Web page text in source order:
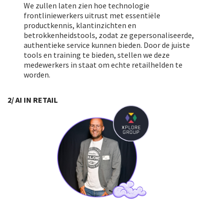
We zullen laten zien hoe technologie
frontliniewerkers uitrust met essentiële
productkennis, klantinzichten en
betrokkenheidstools, zodat ze gepersonaliseerde,
authentieke service kunnen bieden. Door de juiste
tools en training te bieden, stellen we deze
medewerkers in staat om echte retailhelden te
worden.
2/ AI IN RETAIL